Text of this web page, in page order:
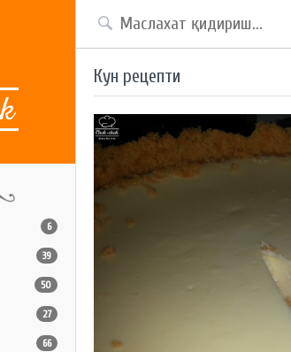
6
39
50
27
66
Кун рецепти